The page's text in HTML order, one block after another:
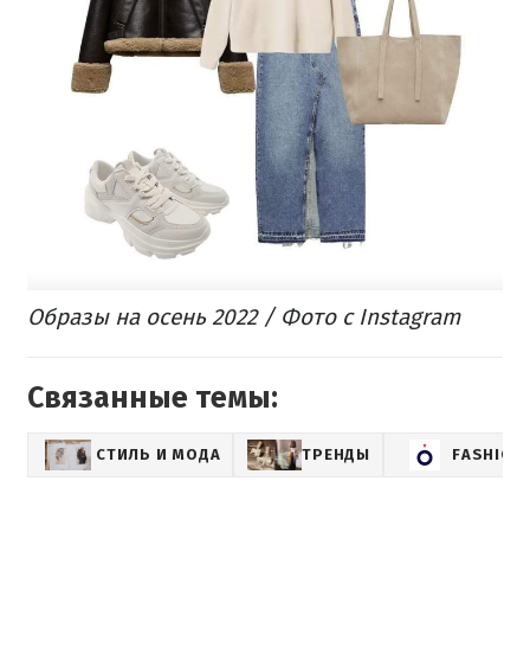
Образы на осень 2022 / Фото с Instagram
Связанные темы:
СТИЛЬ И МОДА ТРЕНДЫ FASHION